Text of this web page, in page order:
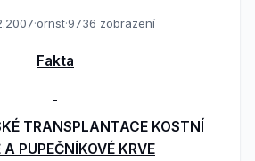
·ornst·9736 zobrazení
Fakta
TRANSPLANTACE KOSTNÍ
A PUPEČNÍKOVÉ KRVE